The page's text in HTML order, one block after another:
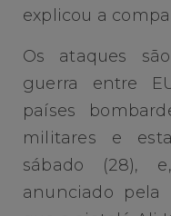
explicou a
Os ataques
guerra entre
países
militares e
sábado (28),
anunciado